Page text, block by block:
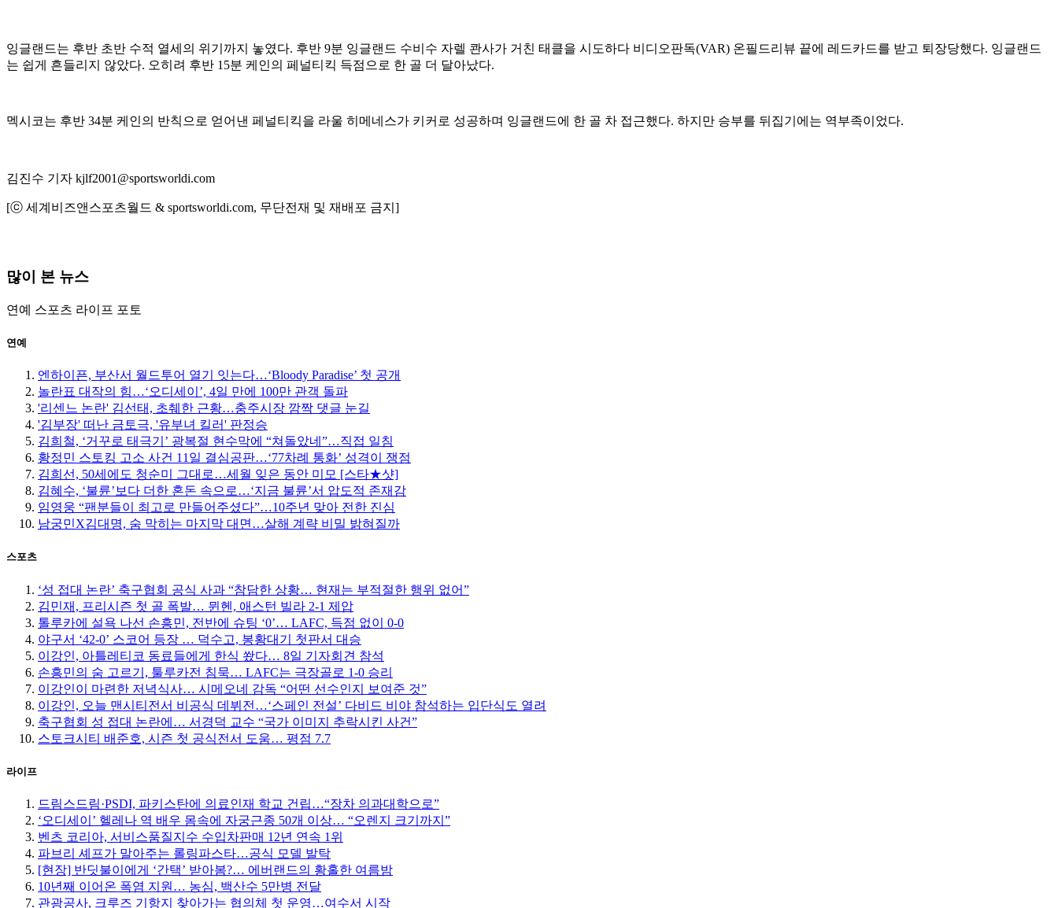
잉글랜드는 후반 초반 수적 열세의 위기까지 놓였다. 후반 9분 잉글랜드 수비수 자렐 콴사가 거친 태클을 시도하다 비디오판독(VAR) 온필드리뷰 끝에 레드카드를 받고 퇴장당했다. 잉글랜드
는 쉽게 흔들리지 않았다. 오히려 후반 15분 케인의 페널티킥 득점으로 한 골 더 달아났다.
멕시코는 후반 34분 케인의 반칙으로 얻어낸 페널티킥을 라울 히메네스가 키커로 성공하며 잉글랜드에 한 골 차 접근했다. 하지만 승부를 뒤집기에는 역부족이었다.
김진수 기자 kjlf2001@sportsworldi.com
[ⓒ 세계비즈앤스포츠월드 & sportsworldi.com, 무단전재 및 재배포 금지]
많이 본 뉴스
연예 스포츠 라이프 포토
연예
엔하이픈, 부산서 월드투어 열기 잇는다…‘Bloody Paradise’ 첫 공개
놀란표 대작의 힘…‘오디세이’, 4일 만에 100만 관객 돌파
'리센느 논란' 김선태, 초췌한 근황…충주시장 깜짝 댓글 눈길
'김부장' 떠난 금토극, '유부녀 킬러' 판정승
김희철, ‘거꾸로 태극기’ 광복절 현수막에 “쳐돌았네”…직접 일침
황정민 스토킹 고소 사건 11일 결심공판…‘77차례 통화’ 성격이 쟁점
김희선, 50세에도 청순미 그대로…세월 잊은 동안 미모 [스타★샷]
김혜수, ‘불륜’보다 더한 혼돈 속으로…‘지금 불륜’서 압도적 존재감
임영웅 “팬분들이 최고로 만들어주셨다”…10주년 맞아 전한 진심
남궁민X김대명, 숨 막히는 마지막 대면…살해 계략 비밀 밝혀질까
스포츠
‘성 접대 논란’ 축구협회 공식 사과 “참담한 상황… 현재는 부적절한 행위 없어”
김민재, 프리시즌 첫 골 폭발… 뮌헨, 애스턴 빌라 2-1 제압
톨루카에 설욕 나선 손흥민, 전반에 슈팅 ‘0’… LAFC, 득점 없이 0-0
야구서 ‘42-0’ 스코어 등장 … 덕수고, 봉황대기 첫판서 대승
이강인, 아틀레티코 동료들에게 한식 쐈다… 8일 기자회견 참석
손흥민의 숨 고르기, 툴루카전 침묵… LAFC는 극장골로 1-0 승리
이강인이 마련한 저녁식사… 시메오네 감독 “어떤 선수인지 보여준 것”
이강인, 오늘 맨시티전서 비공식 데뷔전…‘스페인 전설’ 다비드 비야 참석하는 입단식도 열려
축구협회 성 접대 논란에… 서경덕 교수 “국가 이미지 추락시킨 사건”
스토크시티 배준호, 시즌 첫 공식전서 도움… 평점 7.7
라이프
드림스드림·PSDI, 파키스탄에 의료인재 학교 건립…“장차 의과대학으로”
‘오디세이’ 헬레나 역 배우 몸속에 자궁근종 50개 이상… “오렌지 크기까지”
벤츠 코리아, 서비스품질지수 수입차판매 12년 연속 1위
파브리 셰프가 말아주는 롤링파스타…공식 모델 발탁
[현장] 반딧불이에게 ‘간택’ 받아봄?… 에버랜드의 황홀한 여름밤
10년째 이어온 폭염 지원… 농심, 백산수 5만병 전달
관광공사, 크루즈 기항지 찾아가는 협의체 첫 운영…여수서 시작